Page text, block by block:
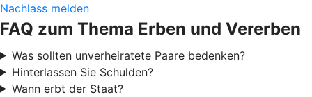
Nachlass melden
FAQ zum Thema Erben und Vererben
Was sollten unverheiratete Paare bedenken?
Hinterlassen Sie Schulden?
Wann erbt der Staat?